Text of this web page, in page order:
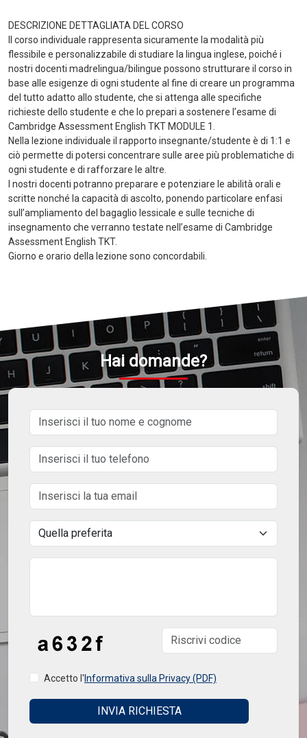
DESCRIZIONE DETTAGLIATA DEL CORSO
Il corso individuale rappresenta sicuramente la modalità più
flessibile e personalizzabile di studiare la lingua inglese, poiché i
nostri docenti madrelingua/bilingue possono strutturare il corso in
base alle esigenze di ogni studente al fine di creare un programma
del tutto adatto allo studente, che si attenga alle specifiche
richieste dello studente e che lo prepari a sostenere l’esame di
Cambridge Assessment English TKT MODULE 1.
Nella lezione individuale il rapporto insegnante/studente è di 1:1 e
ciò permette di potersi concentrare sulle aree più problematiche di
ogni studente e di rafforzare le altre.
I nostri docenti potranno preparare e potenziare le abilità orali e
scritte nonché la capacità di ascolto, ponendo particolare enfasi
sull’ampliamento del bagaglio lessicale e sulle tecniche di
insegnamento che verranno testate nell’esame di Cambridge
Assessment English TKT.
Giorno e orario della lezione sono concordabili.
Hai domande?
Accetto l' Informativa sulla Privacy (PDF)